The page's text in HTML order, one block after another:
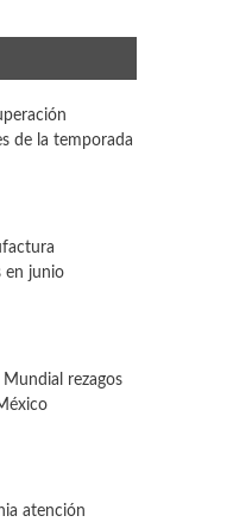
abril. Hasta el
en
de la temporada
en junio
Mundial rezagos
atención